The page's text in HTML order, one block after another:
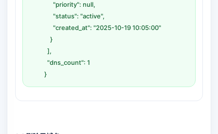
"priority": null,
"status": "active",
"created_at": "2025-10-19 10:05:00"
}
],
"dns_count": 1
}